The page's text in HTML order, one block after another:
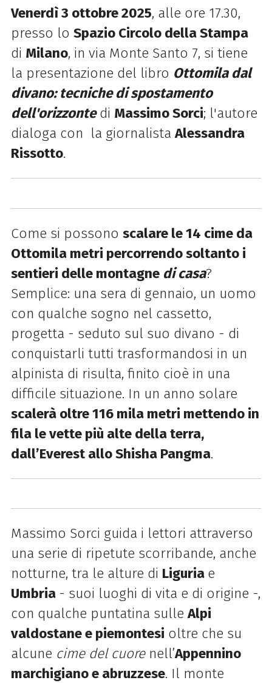
Venerdì 3 ottobre 2025, alle ore 17.30,
presso lo Spazio Circolo della Stampa
di Milano, in via Monte Santo 7, si tiene
la presentazione del libro Ottomila dal
divano: tecniche di spostamento
dell'orizzontedi Massimo Sorci; l'autore
dialoga con la giornalistaAlessandra
Rissotto.
Come si possono scalare le 14 cime da
Ottomila metri percorrendo soltanto i
sentieri delle montagne di casa?
Semplice: una sera di gennaio, un uomo
con qualche sogno nel cassetto,
progetta - seduto sul suo divano - di
conquistarli tutti trasformandosi in un
alpinista di risulta, finito cioè in una
difficile situazione. In un anno solare
scalerà oltre 116 mila metri mettendo in
fila le vette più alte della terra,
dall’Everest allo Shisha Pangma.
Massimo Sorci guida i lettori attraverso
una serie di ripetute scorribande, anche
notturne, tra le alture di Liguria e
Umbria - suoi luoghi di vita e di origine -,
con qualche puntatina sulleAlpi
valdostane e piemontesi oltre che su
alcune cime del cuorenell’Appennino
marchigiano e abruzzese. Il monte